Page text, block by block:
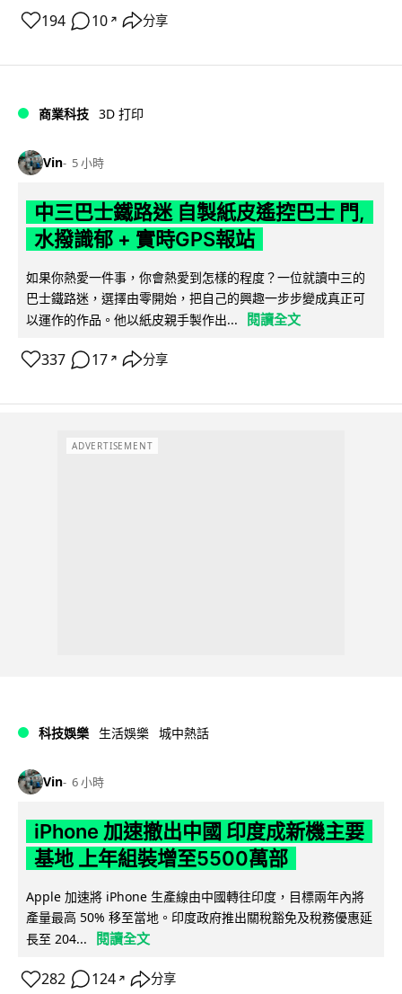
194 10 ↗ 分享
商業科技 3D 打印
Vin 5 小時
中三巴士鐵路迷 自製紙皮遙控巴士 門,
水撥識郁 + 實時GPS報站
如果你熱愛一件事，你會熱愛到怎樣的程度？一位就讀中三的
巴士鐵路迷，選擇由零開始，把自己的興趣一步步變成真正可
以運作的作品。他以紙皮親手製作出...
閱讀全文
337 17 ↗ 分享
ADVERTISEMENT
科技娛樂 生活娛樂 城中熱話
Vin 6 小時
iPhone 加速撤出中國 印度成新機主要
基地 上年組裝增至5500萬部
Apple 加速將 iPhone 生產線由中國轉往印度，目標兩年內將
產量最高 50% 移至當地。印度政府推出關稅豁免及稅務優惠延
長至 204...
閱讀全文
282 124 ↗ 分享